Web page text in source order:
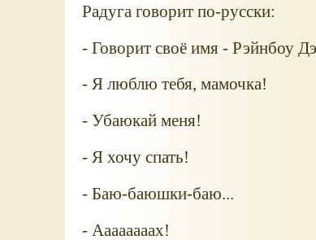
Радуга говорит по-русски:
- Говорит своё имя - Рэйнбоу
- Я люблю тебя, мамочка!
- Убаюкай меня!
- Я хочу спать!
- Баю-баюшки-баю...
- Аааааааах!